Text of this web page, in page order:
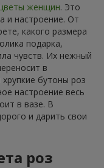
цветы женщин. Это
и настроение. От
какого размера
подарка,
чувств. Их нежный
в
бутоны роз
настроение весь
в вазе. В
и дарить свои
роз